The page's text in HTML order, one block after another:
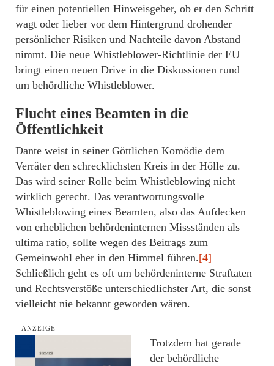
für einen potentiellen Hinweisgeber, ob er den Schritt
wagt oder lieber vor dem Hintergrund drohender
persönlicher Risiken und Nachteile davon Abstand
nimmt. Die neue Whistleblower-Richtlinie der EU
bringt einen neuen Drive in die Diskussionen rund
um behördliche Whistleblower.
Flucht eines Beamten in die
Öffentlichkeit
Dante weist in seiner Göttlichen Komödie dem
Verräter den schrecklichsten Kreis in der Hölle zu.
Das wird seiner Rolle beim Whistleblowing nicht
wirklich gerecht. Das verantwortungsvolle
Whistleblowing eines Beamten, also das Aufdecken
von erheblichen behördeninternen Missständen als
ultima ratio, sollte wegen des Beitrags zum
Gemeinwohl eher in den Himmel führen.[4]
Schließlich geht es oft um behördeninterne Straftaten
und Rechtsverstöße unterschiedlichster Art, die sonst
vielleicht nie bekannt geworden wären.
– ANZEIGE –
Trotzdem hat gerade
der behördliche